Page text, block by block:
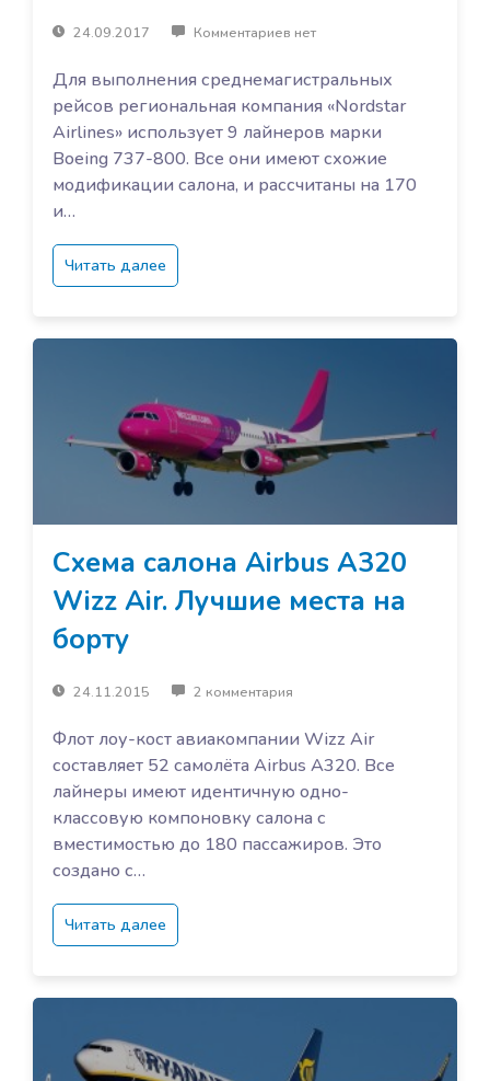
24.09.2017 Комментариев нет
Для выполнения среднемагистральных
рейсов региональная компания «Nordstar
Airlines» использует 9 лайнеров марки
Boeing 737-800. Все они имеют схожие
модификации салона, и рассчитаны на 170
и…
Читать далее
Схема салона Airbus A320
Wizz Air. Лучшие места на
борту
24.11.2015 2 комментария
Флот лоу-кост авиакомпании Wizz Air
составляет 52 самолёта Airbus A320. Все
лайнеры имеют идентичную одно-
классовую компоновку салона с
вместимостью до 180 пассажиров. Это
создано с…
Читать далее